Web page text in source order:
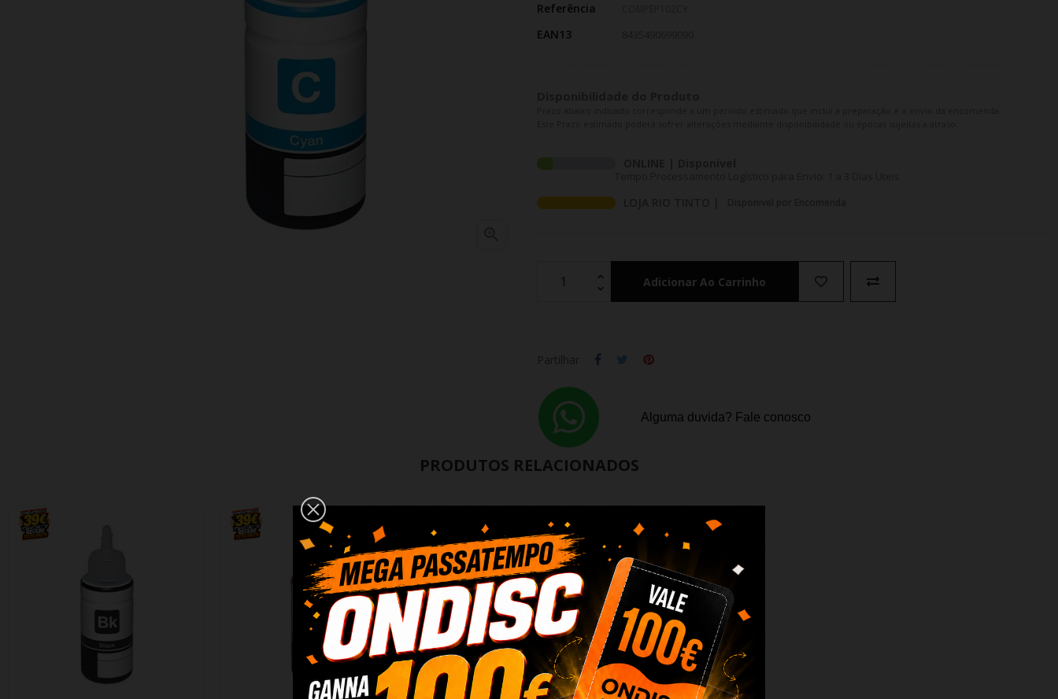
Referência
EAN13
Adicionar Ao Carrinho
Alguma duvida? Fale conosco
PRODUTOS RELACIONADOS